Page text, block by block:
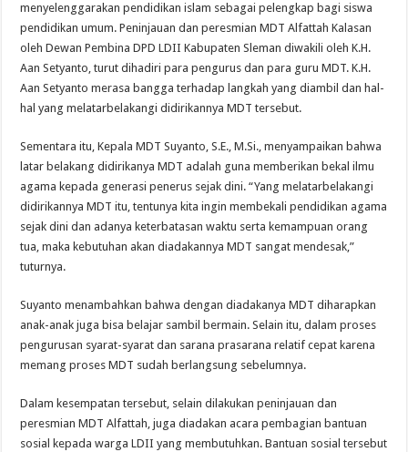
menyelenggarakan pendidikan islam sebagai pelengkap bagi siswa
pendidikan umum. Peninjauan dan peresmian MDT Alfattah Kalasan
oleh Dewan Pembina DPD LDII Kabupaten Sleman diwakili oleh K.H.
Aan Setyanto, turut dihadiri para pengurus dan para guru MDT. K.H.
Aan Setyanto merasa bangga terhadap langkah yang diambil dan hal-
hal yang melatarbelakangi didirikannya MDT tersebut.
Sementara itu, Kepala MDT Suyanto, S.E., M.Si., menyampaikan bahwa
latar belakang didirikanya MDT adalah guna memberikan bekal ilmu
agama kepada generasi penerus sejak dini. “Yang melatarbelakangi
didirikannya MDT itu, tentunya kita ingin membekali pendidikan agama
sejak dini dan adanya keterbatasan waktu serta kemampuan orang
tua, maka kebutuhan akan diadakannya MDT sangat mendesak,”
tuturnya.
Suyanto menambahkan bahwa dengan diadakanya MDT diharapkan
anak-anak juga bisa belajar sambil bermain. Selain itu, dalam proses
pengurusan syarat-syarat dan sarana prasarana relatif cepat karena
memang proses MDT sudah berlangsung sebelumnya.
Dalam kesempatan tersebut, selain dilakukan peninjauan dan
peresmian MDT Alfattah, juga diadakan acara pembagian bantuan
sosial kepada warga LDII yang membutuhkan. Bantuan sosial tersebut